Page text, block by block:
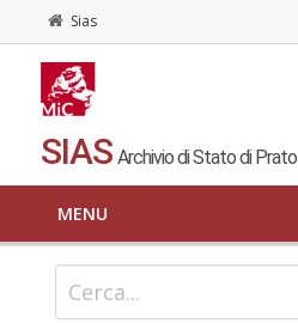
Sias
SIAS Archivio di Stato di Prato
MENU